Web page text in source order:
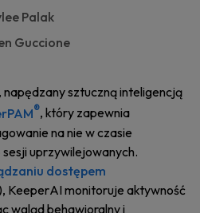
Palak
Guccione
sztuczną inteligencją
®, który zapewnia
na nie w czasie
uprzywilejowanych.
dostępem
KeeperAI monitoruje aktywność
wgląd behawioralny i